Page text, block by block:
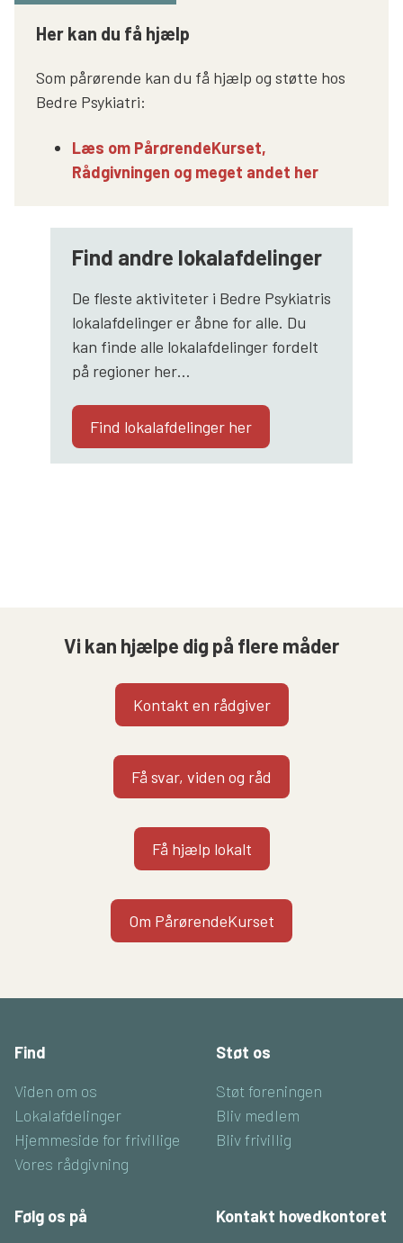
Her kan du få hjælp
Som pårørende kan du få hjælp og støtte hos
Bedre Psykiatri:
Læs om PårørendeKurset,
Rådgivningen og meget andet her
Find andre lokalafdelinger
De fleste aktiviteter i Bedre Psykiatris
lokalafdelinger er åbne for alle. Du
kan finde alle lokalafdelinger fordelt
på regioner her…
Find lokalafdelinger her
Vi kan hjælpe dig på flere måder
Kontakt en rådgiver
Få svar, viden og råd
Få hjælp lokalt
Om PårørendeKurset
Find
Viden om os
Lokalafdelinger
Hjemmeside for frivillige
Vores rådgivning
Støt os
Støt foreningen
Bliv medlem
Bliv frivillig
Følg os på Kontakt hovedkontoret